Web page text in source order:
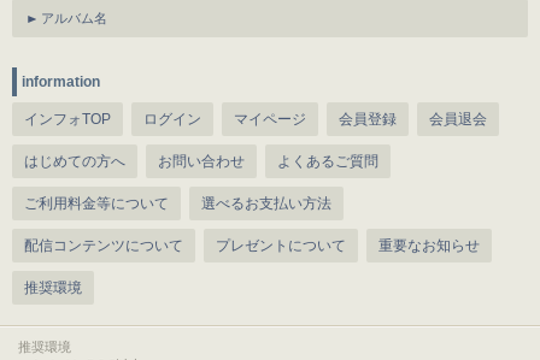
アルバム名
information
インフォTOP ログイン マイページ 会員登録 会員退会
はじめての方へ お問い合わせ よくあるご質問
ご利用料金等について 選べるお支払い方法
配信コンテンツについて プレゼントについて 重要なお知らせ
推奨環境
推奨環境